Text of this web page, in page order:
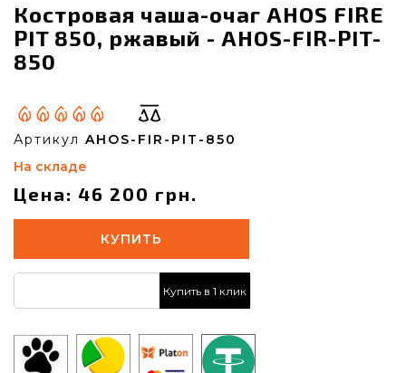
Костровая чаша-очаг AHOS FIRE
PIT 850, ржавый - AHOS-FIR-PIT-
850
Артикул AHOS-FIR-PIT-850
На складе
Цена: 46 200 грн.
КУПИТЬ
Купить в 1 клик